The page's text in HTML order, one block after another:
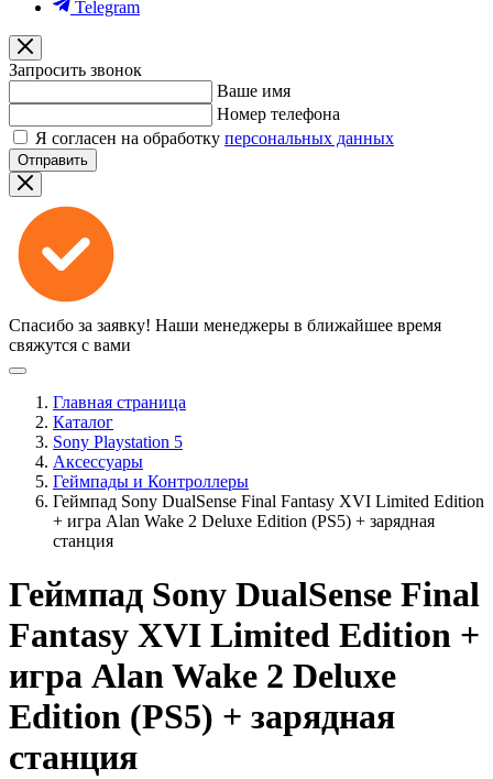
Telegram
Запросить звонок
Ваше имя
Номер телефона
Я согласен на обработку персональных данных
Отправить
Спасибо за заявку! Наши менеджеры в ближайшее время
свяжутся с вами
Главная страница
Каталог
Sony Playstation 5
Аксессуары
Геймпады и Контроллеры
Геймпад Sony DualSense Final Fantasy XVI Limited Edition
+ игра Alan Wake 2 Deluxe Edition (PS5) + зарядная
станция
Геймпад Sony DualSense Final
Fantasy XVI Limited Edition +
игра Alan Wake 2 Deluxe
Edition (PS5) + зарядная
станция